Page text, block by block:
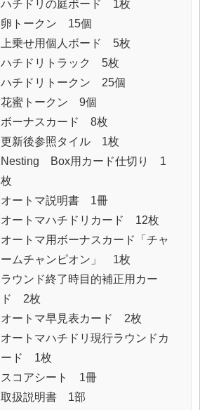
ハチドリの庭ボード 1枚
卵トークン 15個
上乗せ用個人ボード 5枚
ハチドリトラック 5枚
ハチドリトークン 25個
花蜜トークン 9個
ボーナスカード 8枚
更新後参照タイル 1枚
Nesting Box用カード仕切り 1
枚
オートマ説明書 1冊
オートマハチドリカード 12枚
オートマ用ボーナスカード「チャ
ームチャンピオン」 1枚
ラウンド終了時目的補正用カー
ド 2枚
オートマ早見表カード 2枚
オートマハチドリ現行ラウンドカ
ード 1枚
スコアシート 1冊
取扱説明書 1部